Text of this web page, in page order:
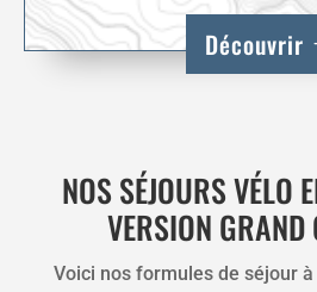
Découvrir
NOS SÉJOURS VÉLO
VERSION GRAND
Voici nos formules de séjour